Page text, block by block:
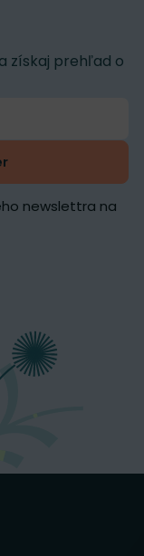
získaj prehľad o
newslettra na